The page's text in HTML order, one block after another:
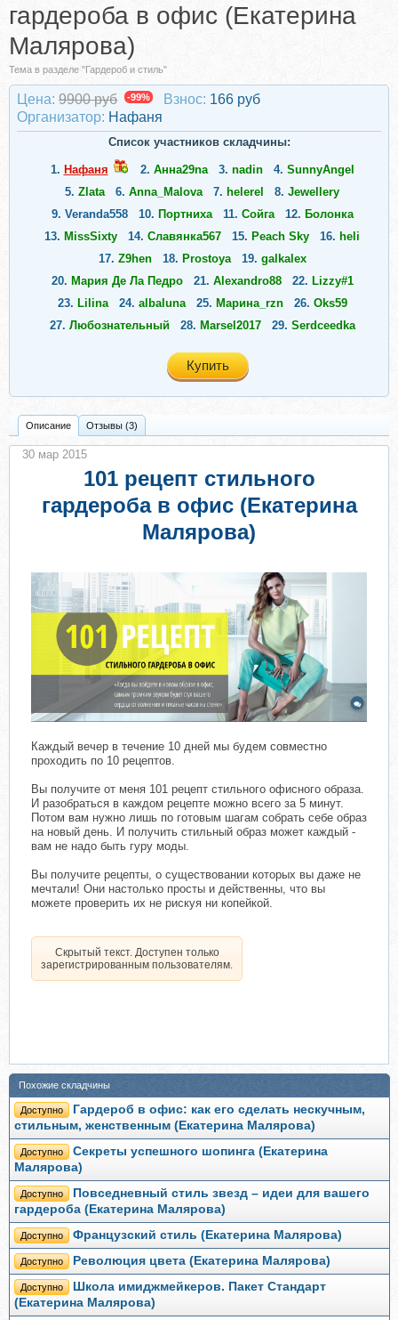
гардероба в офис (Екатерина
Малярова)
Тема в разделе "Гардероб и стиль"
Цена: 9900 руб -99% Взнос: 166 руб
Организатор: Нафаня
Список участников складчины:
1. Нафаня 2. Анна29na 3. nadin 4. SunnyAngel
5. Zlata 6. Anna_Malova 7. helerel 8. Jewellery
9. Veranda558 10. Портниха 11. Сойга 12. Болонка
13. MissSixty 14. Славянка567 15. Peach Sky 16. heli
17. Z9hen 18. Prostoya 19. galkalex
20. Мария Де Ла Педро 21. Alexandro88 22. Lizzy#1
23. Lilina 24. albaluna 25. Марина_rzn 26. Oks59
27. Любознательный 28. Marsel2017 29. Serdceedka
Купить
Описание Отзывы (3)
101 рецепт стильного
гардероба в офис (Екатерина
Малярова)
Каждый вечер в течение 10 дней мы будем совместно
проходить по 10 рецептов.
Вы получите от меня 101 рецепт стильного офисного образа.
И разобраться в каждом рецепте можно всего за 5 минут.
Потом вам нужно лишь по готовым шагам собрать себе образ
на новый день. И получить стильный образ может каждый -
вам не надо быть гуру моды.
Вы получите рецепты, о существовании которых вы даже не
мечтали! Они настолько просты и действенны, что вы
можете проверить их не рискуя ни копейкой.
Скрытый текст. Доступен только
зарегистрированным пользователям.
30 мар 2015
Похожие складчины
Доступно
Гардероб в офис: как его сделать нескучным,
стильным, женственным (Екатерина Малярова)
Доступно
Секреты успешного шопинга (Екатерина
Малярова)
Доступно
Повседневный стиль звезд – идеи для вашего
гардероба (Екатерина Малярова)
Доступно Французский стиль (Екатерина Малярова)
Доступно Революция цвета (Екатерина Малярова)
Доступно
Школа имиджмейкеров. Пакет Стандарт
(Екатерина Малярова)